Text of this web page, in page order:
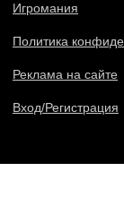
Игромания
Политика
Реклама на сайте
Вход/Регистрация